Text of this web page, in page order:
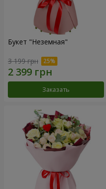
Букет "Неземная"
3 199 грн
Заказать